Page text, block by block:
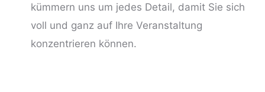
kümmern uns um jedes Detail, damit Sie sich
voll und ganz auf Ihre Veranstaltung
konzentrieren können.